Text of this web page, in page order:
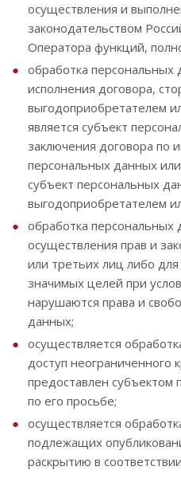
осуществления и
законодательством
Оператора функций,
обработка
исполнения договора,
выгодоприобретателем
является субъект
заключения договора по
персональных данных
субъект персональных
выгодоприобретателем
обработка
осуществления прав и
или третьих лиц либо
значимых целей при
нарушаются права и
данных;
осуществляется
доступ неограниченного
предоставлен
по его просьбе;
осуществляется
подлежащих
раскрытию в